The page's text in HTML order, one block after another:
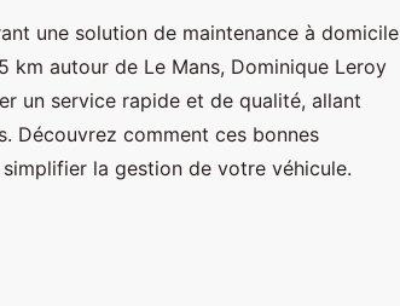
une solution de maintenance à domicile
km autour de Le Mans, Dominique Leroy
un service rapide et de qualité, allant
Découvrez comment ces bonnes
la gestion de votre véhicule.